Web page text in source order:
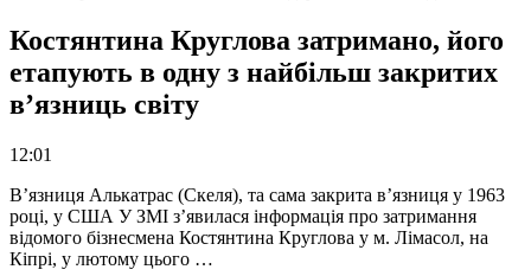
Костянтина Круглова затримано, його
етапують в одну з найбільш закритих
в’язниць світу
12:01
В’язниця Алькатрас (Скеля), та сама закрита в’язниця у 1963
році, у США У ЗМІ з’явилася інформація про затримання
відомого бізнесмена Костянтина Круглова у м. Лімасол, на
Кіпрі, у лютому цього …